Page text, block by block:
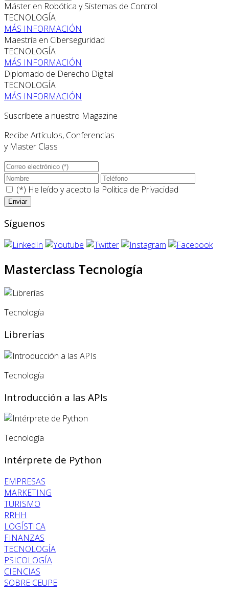
Máster en Robótica y Sistemas de Control
TECNOLOGÍA
MÁS INFORMACIÓN
Maestría en Ciberseguridad
TECNOLOGÍA
MÁS INFORMACIÓN
Diplomado de Derecho Digital
TECNOLOGÍA
MÁS INFORMACIÓN
Suscríbete a nuestro Magazine
Recibe Artículos, Conferencias
y Master Class
(*) He leído y acepto la Politica de Privacidad
Síguenos
Masterclass Tecnología
Tecnología
Librerías
Tecnología
Introducción a las APIs
Tecnología
Intérprete de Python
EMPRESAS
MARKETING
TURISMO
RRHH
LOGÍSTICA
FINANZAS
TECNOLOGÍA
PSICOLOGÍA
CIENCIAS
SOBRE CEUPE